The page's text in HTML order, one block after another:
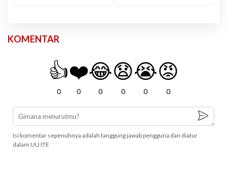
KOMENTAR
👍
0
❤️
0
😂
0
😧
0
😭
0
😡
0
Isi komentar sepenuhnya adalah tanggung jawab pengguna dan diatur
dalam UU ITE